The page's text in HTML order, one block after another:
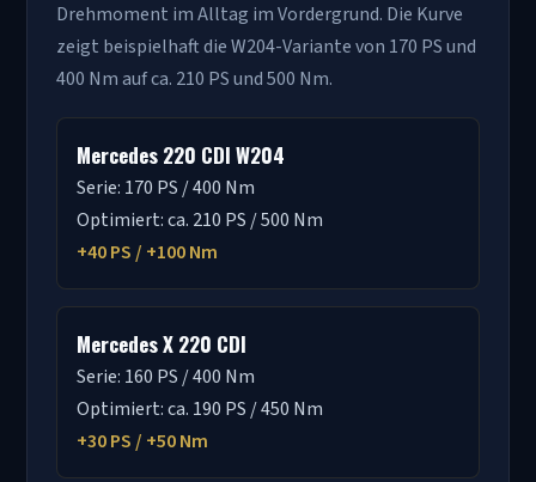
Drehmoment im Alltag im Vordergrund. Die Kurve
zeigt beispielhaft die W204-Variante von 170 PS und
400 Nm auf ca. 210 PS und 500 Nm.
Mercedes 220 CDI W204
Serie: 170 PS / 400 Nm
Optimiert: ca. 210 PS / 500 Nm
+40 PS / +100 Nm
Mercedes X 220 CDI
Serie: 160 PS / 400 Nm
Optimiert: ca. 190 PS / 450 Nm
+30 PS / +50 Nm